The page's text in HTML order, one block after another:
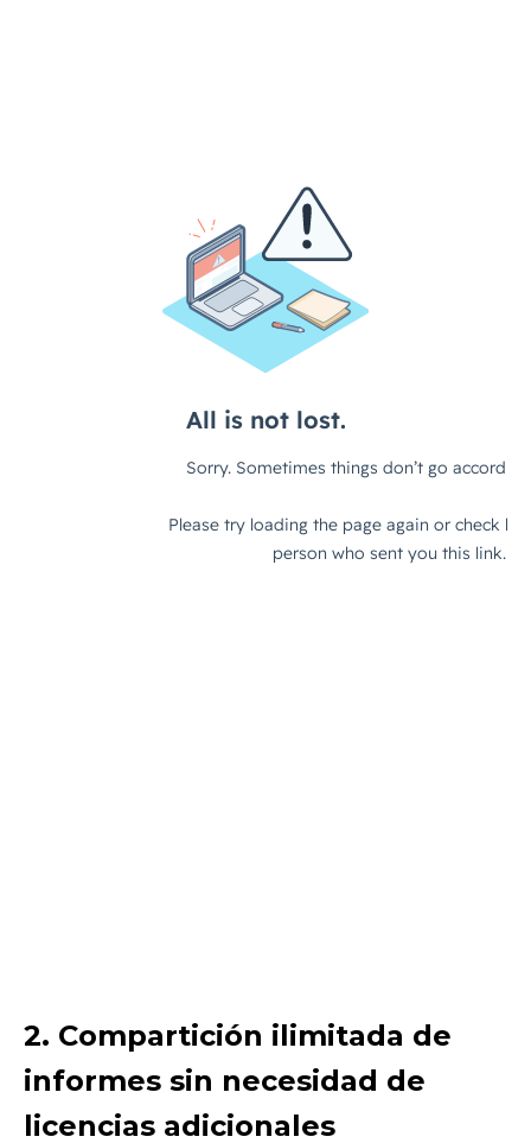
2. Compartición ilimitada de
informes sin necesidad de
licencias adicionales